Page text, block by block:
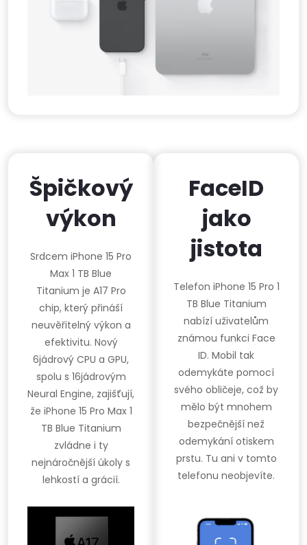
Špičkový
výkon
Srdcem iPhone 15 Pro
Max 1 TB Blue
Titanium je A17 Pro
chip, který přináší
neuvěřitelný výkon a
efektivitu. Nový
6jádrový CPU a GPU,
spolu s 16jádrovým
Neural Engine, zajišťují,
že iPhone 15 Pro Max 1
TB Blue Titanium
zvládne i ty
nejnáročnější úkoly s
lehkostí a grácií.
FaceID
jako
jistota
Telefon iPhone 15 Pro 1
TB Blue Titanium
nabízí uživatelům
známou funkci Face
ID. Mobil tak
odemykáte pomocí
svého obličeje, což by
mělo být mnohem
bezpečnější než
odemykání otiskem
prstu. Tu ani v tomto
telefonu neobjevíte.